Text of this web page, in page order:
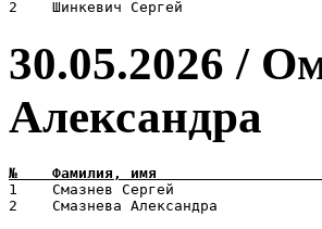
30.05.2026 /
Александра
1    Смазнев Сергей